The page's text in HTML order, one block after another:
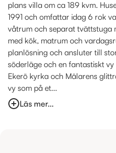
plans villa om ca 189 kvm.
1991 och omfattar idag 6 rok
våtrum och separat tvättstuga
med kök, matrum och
planlösning och ansluter till
söderläge och en fantastiskt
Ekerö kyrka och Mälarens
vy som på et...
Läs mer...